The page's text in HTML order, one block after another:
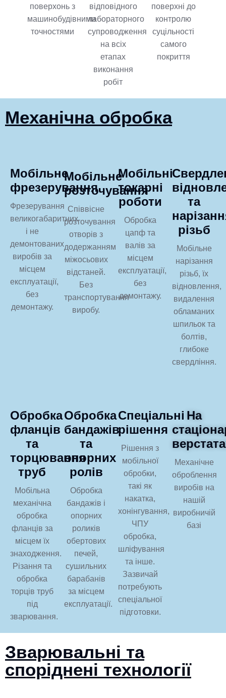
поверхонь з
машинобудівними
точностями
відповідного
лабораторного
супроводження
на всіх
етапах
виконання
робіт
поверхні до
контролю
суцільності
самого
покриття
Механічна обробка
Мобільне
фрезерування
Фрезерування
великогабаритних
і не
демонтованих
виробів за
місцем
експлуатації,
без
демонтажу.
Мобільне
розточування
Співвісне
розточування
отворів з
додержанням
міжосьових
відстаней.
Без
транспортування
виробу.
Мобільні
токарні
роботи
Обробка
цапф та
валів за
місцем
експлуатації,
без
демонтажу.
та
різьб
Мобільне
нарізання
різьб, їх
відновлення,
видалення
обламаних
шпильок та
болтів,
глибоке
свердління.
Обробка
фланців
та
торцювання
труб
Мобільна
механічна
обробка
фланців за
місцем їх
знаходження.
Різання та
обробка
торців труб
під
зварювання.
Обробка
бандажів
та
опорних
ролів
Обробка
бандажів і
опорних
роликів
обертових
печей,
сушильних
барабанів
за місцем
експлуатації.
Спеціальні
рішення
Рішення з
мобільної
обробки,
такі як
накатка,
хонінгування,
ЧПУ
обробка,
шліфування
та інше.
Зазвичай
потребують
спеціальної
підготовки.
На
Механічне
оброблення
виробів на
нашій
виробничій
базі
Зварювальні та
споріднені технології